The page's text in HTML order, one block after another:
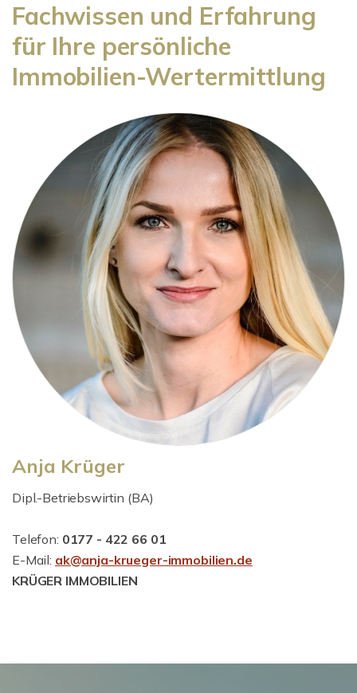
Fachwissen und Erfahrung
für Ihre persönliche
Immobilien-Wertermittlung
Anja Krüger
Dipl.-Betriebswirtin (BA)
Telefon: 0177 - 422 66 01
E-Mail: ak@anja-krueger-immobilien.de
KRÜGER IMMOBILIEN